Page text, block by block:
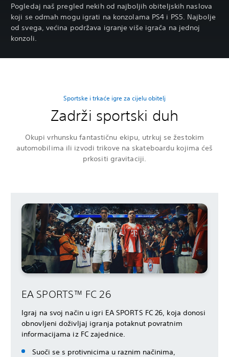
Pogledaj naš pregled nekih od najboljih obiteljskih naslova
koji se odmah mogu igrati na konzolama PS4 i PS5. Najbolje
od svega, većina podržava igranje više igrača na jednoj
konzoli.
Sportske i trkaće igre za cijelu obitelj
Zadrži sportski duh
Okupi vrhunsku fantastičnu ekipu, utrkuj se žestokim
automobilima ili izvodi trikove na skateboardu kojima ćeš
prkositi gravitaciji.
EA SPORTS™ FC 26
Igraj na svoj način u igri EA SPORTS FC 26, koja donosi
obnovljeni doživljaj igranja potaknut povratnim
informacijama iz FC zajednice.
Suoči se s protivnicima u raznim načinima,